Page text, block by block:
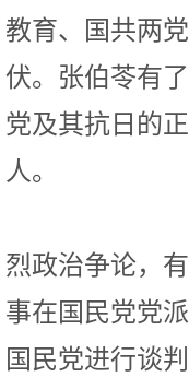
教育、国共两
伏。张伯苓有
党及其抗日的
人
伴随着张
烈政治争论，
事在国民党党
国民党进行谈